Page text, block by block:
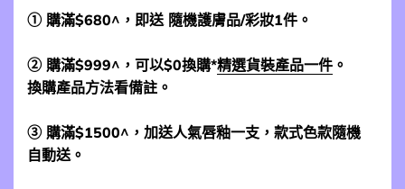
① 購滿$680^，即送 隨機護膚品/彩妝1件。
② 購滿$999^，可以$0換購*精選貨裝產品一件 。
換購產品方法看備註。
③ 購滿$1500^，加送人氣唇釉一支，款式色款隨機
自動送。